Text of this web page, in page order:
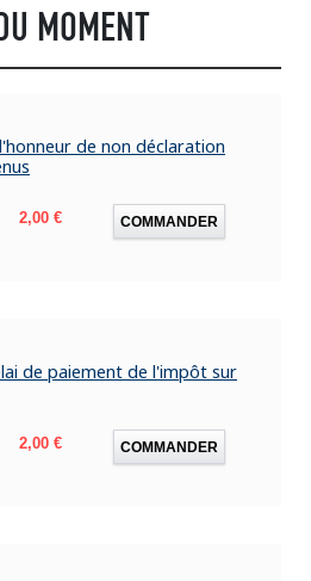
MOMENT
de non déclaration
Prix
2,00 € COMMANDER
de paiement de l'impôt sur
Prix
2,00 € COMMANDER